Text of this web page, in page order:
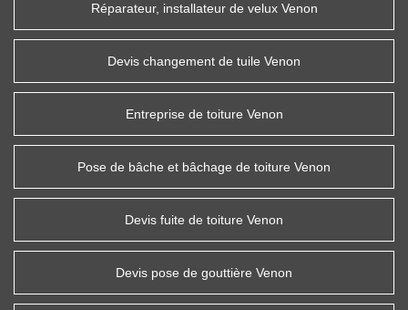
Réparateur, installateur de velux Venon
Devis changement de tuile Venon
Entreprise de toiture Venon
Pose de bâche et bâchage de toiture Venon
Devis fuite de toiture Venon
Devis pose de gouttière Venon